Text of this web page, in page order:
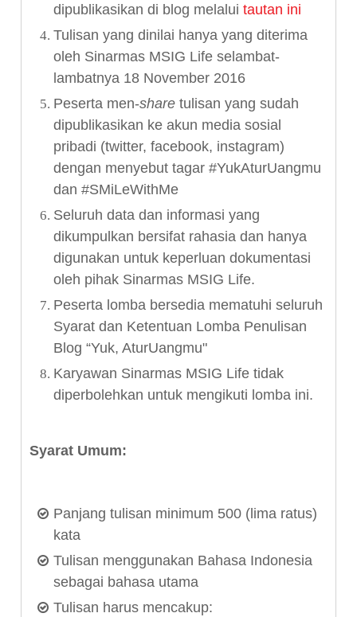
dipublikasikan di blog melalui tautan ini
Tulisan yang dinilai hanya yang diterima
oleh Sinarmas MSIG Life selambat-
lambatnya 18 November 2016
Peserta men-sharetulisan yang sudah
dipublikasikan ke akun media sosial
pribadi (twitter, facebook, instagram)
dengan menyebut tagar #YukAturUangmu
dan #SMiLeWithMe
Seluruh data dan informasi yang
dikumpulkan bersifat rahasia dan hanya
digunakan untuk keperluan dokumentasi
oleh pihak Sinarmas MSIG Life.
Peserta lomba bersedia mematuhi seluruh
Syarat dan Ketentuan Lomba Penulisan
Blog “Yuk, AturUangmu"
Karyawan Sinarmas MSIG Life tidak
diperbolehkan untuk mengikuti lomba ini.
Syarat Umum:
Panjang tulisan minimum 500 (lima ratus)
kata
Tulisan menggunakan Bahasa Indonesia
sebagai bahasa utama
Tulisan harus mencakup: